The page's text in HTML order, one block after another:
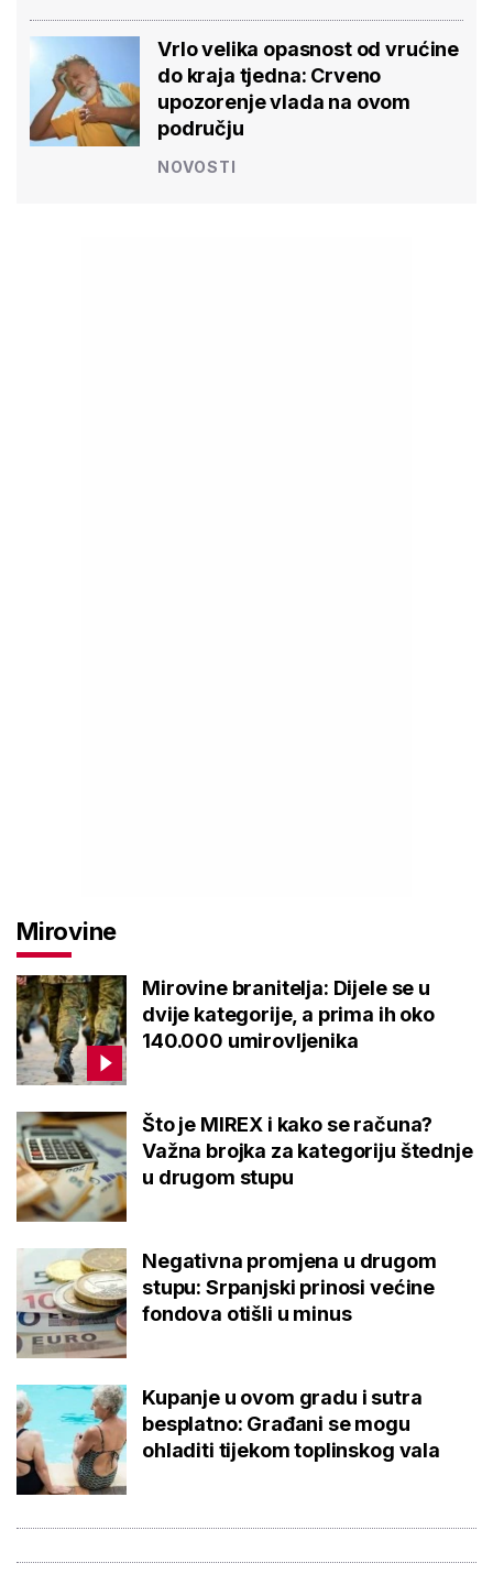
Vrlo velika opasnost od vrućine
do kraja tjedna: Crveno
upozorenje vlada na ovom
području
NOVOSTI
Mirovine
Mirovine branitelja: Dijele se u
dvije kategorije, a prima ih oko
140.000 umirovljenika
Što je MIREX i kako se računa?
Važna brojka za kategoriju štednje
u drugom stupu
Negativna promjena u drugom
stupu: Srpanjski prinosi većine
fondova otišli u minus
Kupanje u ovom gradu i sutra
besplatno: Građani se mogu
ohladiti tijekom toplinskog vala